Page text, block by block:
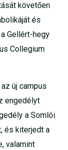
követően
és
Gellért-hegy
Collegium
új campus
engedélyt
a Somlói
és kiterjedt a
valamint